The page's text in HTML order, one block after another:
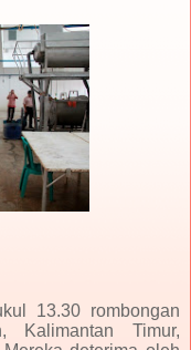
13.30 rombongan
Timur,